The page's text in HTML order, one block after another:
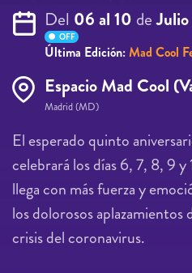
Del 06 al 10 deJulio
OFF
Última Edición:Mad Cool
Espacio Mad Cool
Madrid (MD)
El esperado quinto
celebrará los días 6, 7, 8, 9
llega con más fuerza y
los dolorosos
crisis del coronavirus.